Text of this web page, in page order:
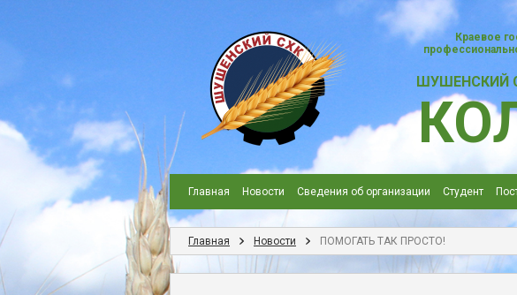
Краевое
ШУШЕНСКИЙ
Главная Новости Сведения об организации Студент
Главная Новости ПОМОГАТЬ ТАК ПРОСТО!